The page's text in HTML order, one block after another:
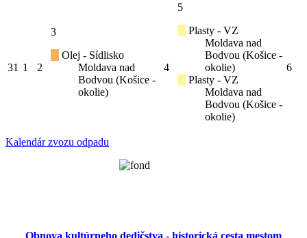
31 1 2
3
Olej - Sídlisko
Moldava nad
Bodvou (Košice -
okolie)
4
5
Plasty - VZ
Moldava nad
Bodvou (Košice -
okolie)
Plasty - VZ
Moldava nad
Bodvou (Košice -
okolie)
6
Kalendár zvozu odpadu
Obnova kultúrneho dedičstva - historická cesta mestom